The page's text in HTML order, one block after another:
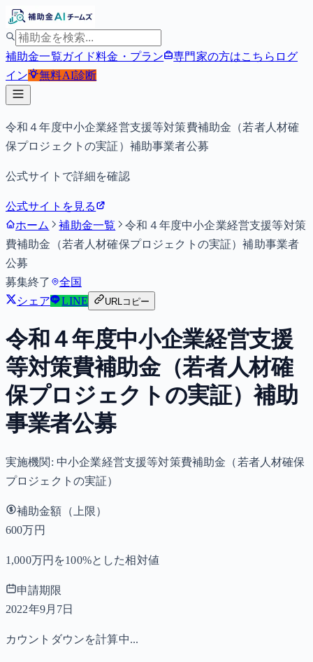
補助金一覧ガイド料金・プラン 専門家の方はこちら ログ
イン
無料AI診断
令和４年度中小企業経営支援等対策費補助金（若者人材確
保プロジェクトの実証）補助事業者公募
公式サイトで詳細を確認
公式サイトを見る
ホーム
補助金一覧
令和４年度中小企業経営支援等対策
費補助金（若者人材確保プロジェクトの実証）補助事業者
公募
募集終了
全国
シェア
LINE URLコピー
令和４年度中小企業経営支援
等対策費補助金（若者人材確
保プロジェクトの実証）補助
事業者公募
実施機関: 中小企業経営支援等対策費補助金（若者人材確保
プロジェクトの実証）
補助金額（上限）
600万円
1,000万円を100%とした相対値
申請期限
2022年9月7日
カウントダウンを計算中...